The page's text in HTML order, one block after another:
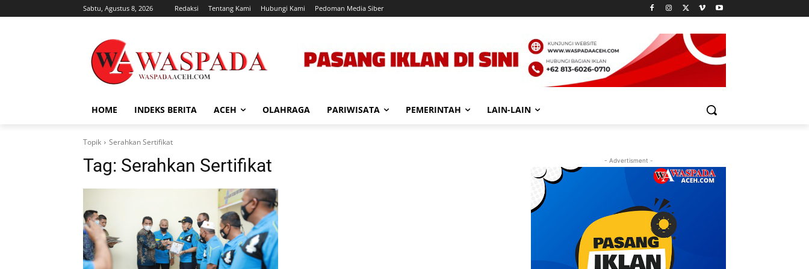
Sabtu, Agustus 8, 2026 Redaksi Tentang Kami Hubungi Kami Pedoman Media Siber
HOME INDEKS BERITA ACEH OLAHRAGA PARIWISATA PEMERINTAH LAIN-LAIN
Topik Serahkan Sertifikat
Tag: Serahkan Sertifikat - Advertisment -